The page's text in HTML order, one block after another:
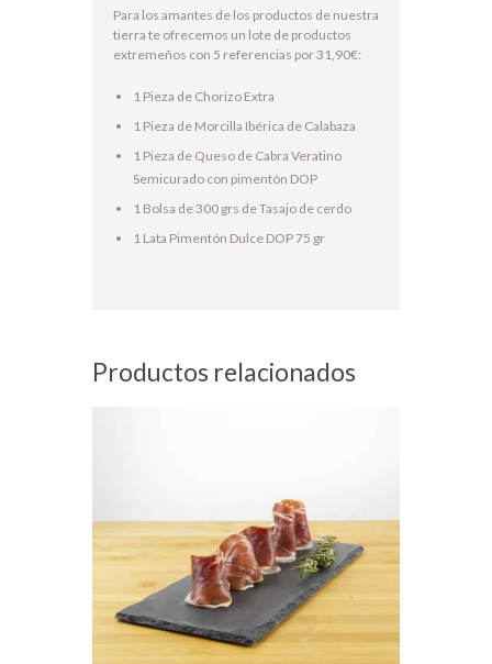
Para los amantes de los productos de nuestra
tierra te ofrecemos un lote de productos
extremeños con 5 referencias por 31,90€:
1 Pieza de Chorizo Extra
1 Pieza de Morcilla Ibérica de Calabaza
1 Pieza de Queso de Cabra Veratino
Semicurado con pimentón DOP
1 Bolsa de 300 grs de Tasajo de cerdo
1 Lata Pimentón Dulce DOP 75 gr
Productos relacionados